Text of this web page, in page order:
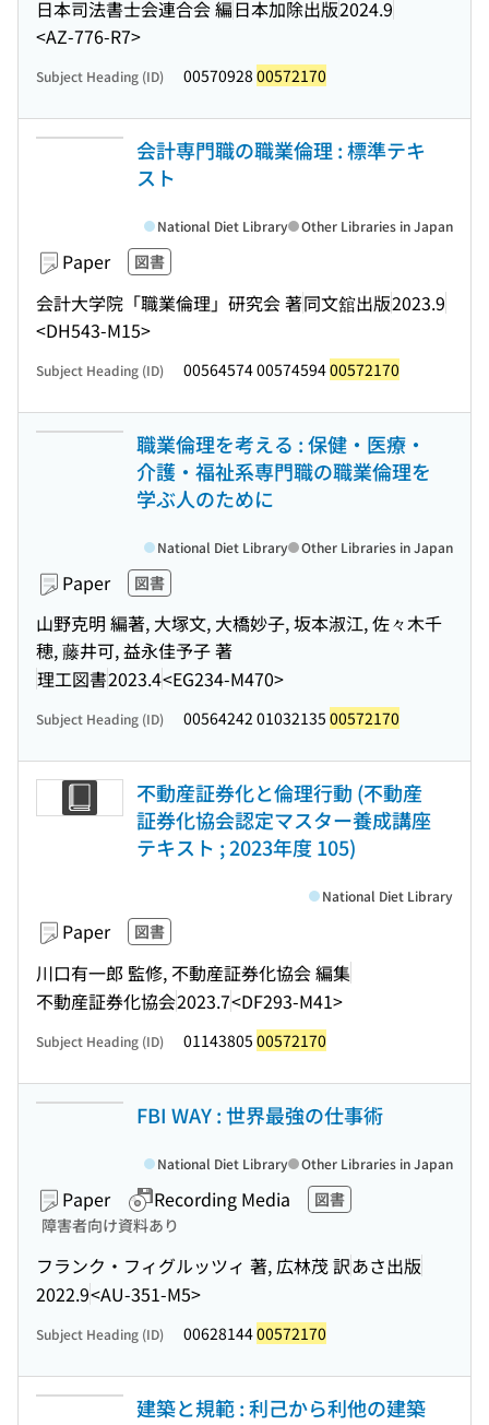
日本司法書士会連合会 編日本加除出版2024.9
<AZ-776-R7>
Subject Heading (ID) 00570928 00572170
会計専門職の職業倫理 : 標準テキ
スト
Paper 図書
会計大学院「職業倫理」研究会 著同文舘出版2023.9
<DH543-M15>
National Diet Library Other Libraries in Japan
Subject Heading (ID) 00564574 0057459400572170
職業倫理を考える : 保健・医療・
介護・福祉系専門職の職業倫理を
学ぶ人のために
Paper 図書
山野克明 編著, 大塚文, 大橋妙子, 坂本淑江, 佐々木千
穂, 藤井可, 益永佳予子 著
理工図書2023.4<EG234-M470>
National Diet Library Other Libraries in Japan
Subject Heading (ID) 00564242 01032135 00572170
不動産証券化と倫理行動 (不動産
証券化協会認定マスター養成講座
テキスト ; 2023年度 105)
Paper 図書
川口有一郎 監修, 不動産証券化協会 編集
不動産証券化協会2023.7<DF293-M41>
National Diet Library
Subject Heading (ID) 01143805 00572170
FBI WAY : 世界最強の仕事術
Paper Recording Media
図書
障害者向け資料あり
フランク・フィグルッツィ 著, 広林茂 訳あさ出版
2022.9<AU-351-M5>
National Diet Library Other Libraries in Japan
Subject Heading (ID) 0062814400572170
建築と規範 : 利己から利他の建築